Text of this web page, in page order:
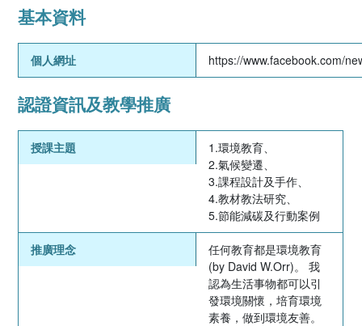
基本資料
個人網址 https://www.facebook.com/
認證資訊及教學推廣
授課主題
1.環境教育、
2.氣候變遷、
3.課程設計及手作、
4.教材教法研究、
5.節能減碳及行動案例
推廣理念
任何教育都是環境教育
(by David W.Orr)。 我
認為生活事物都可以引
發環境關懷，培育環境
素養，做到環境友善。